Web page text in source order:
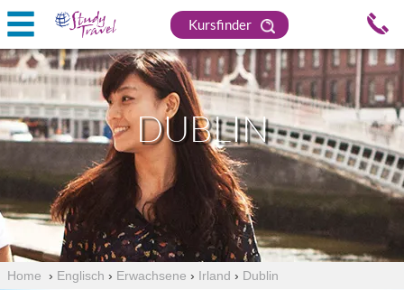
Kursfinder
DUBLIN
Home › Englisch › Erwachsene › Irland › Dublin